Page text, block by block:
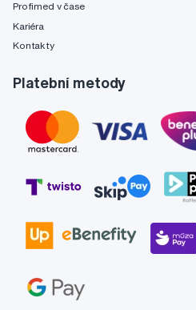
Profimed v čase
Kariéra
Kontakty
Platební metody